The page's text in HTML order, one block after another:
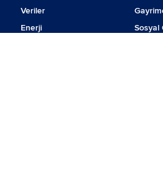
Veriler
Enerji
Sosyal